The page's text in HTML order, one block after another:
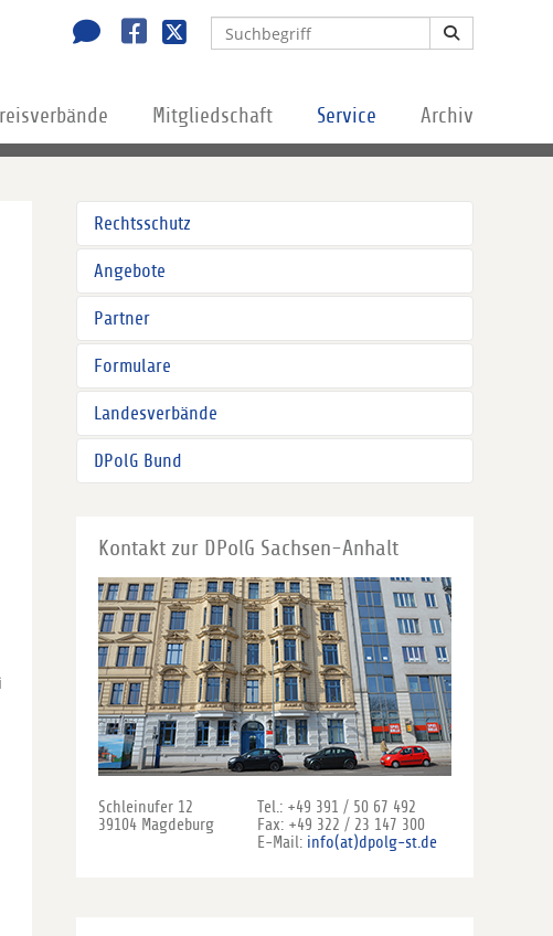
Mitgliedschaft Service Archiv
Rechtsschutz
Angebote
Partner
Formulare
Landesverbände
DPolG Bund
Kontakt zur DPolG Sachsen-Anhalt
Schleinufer 12
39104 Magdeburg
Tel.: +49 391 / 50 67 492
Fax: +49 322 / 23 147 300
E-Mail: info(at)dpolg-st.de